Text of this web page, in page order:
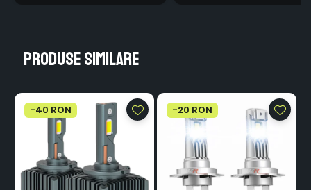
Produse similare
-40 RON -20 RON